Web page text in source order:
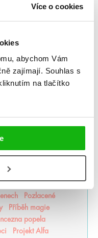
Více o cookies
abychom Vám
zajímají. Souhlas s
na tlačítko
opruzení
část lesa
chaos
Never After
Osud a plamen
Poslední Finestra
Pozlacené
Příběh magie
popela
Projekt Alfa